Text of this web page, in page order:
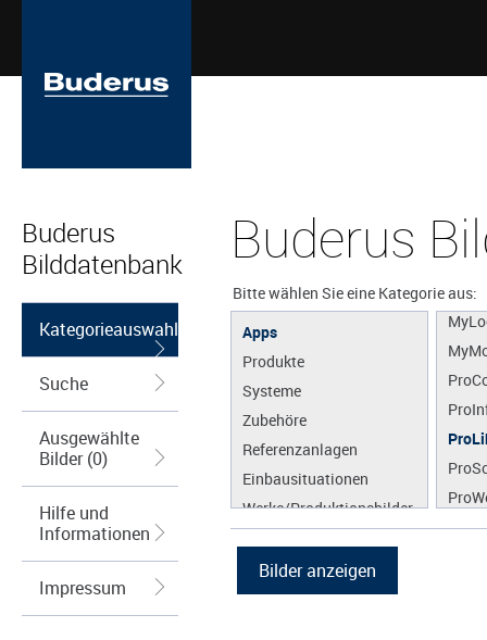
Buderus
Bilddatenbank
Kategorieauswahl
Suche
Ausgewählte
Bilder (0)
Hilfe und
Informationen
Impressum
Buderus
Bitte wählen Sie eine Kategorie aus:
Apps
Produkte
Systeme
Zubehöre
Referenzanlagen
Einbausituationen
Werke/Produktionsbilder
Grafiken